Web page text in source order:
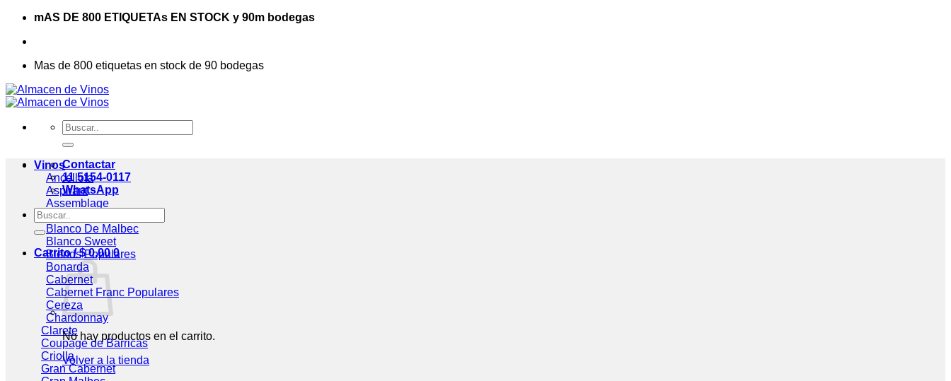
Saltar
contenido
mAS DE 800 ETIQUETAs EN STOCK y 90m bodegas
Mas de 800 etiquetas en stock de 90 bodegas
Buscar
por:
Vinos
Ancellota
Aspirant
Assemblage
Blanc De Blancs
Blanco De Malbec
Blanco Sweet
Blends
Bonarda
Cabernet
Cabernet Franc
Cereza
Chardonnay
Clarete
Coupage de Barricas
Criolla
Gran Cabernet
Contactar
11 5154-0117
WhatsApp
Buscar
por:
Carrito /$0,00 0
No hay productos en el carrito.
Volver a la tienda